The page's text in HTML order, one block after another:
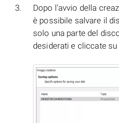
Dopo l'avvio della
è possibile salvare il
solo una parte del
desiderati e cliccate su